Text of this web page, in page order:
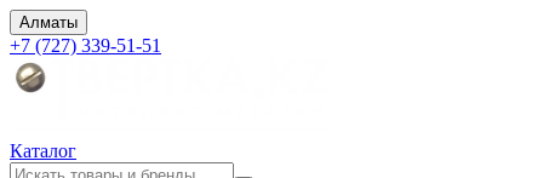
Алматы
+7 (727) 339-51-51
Каталог